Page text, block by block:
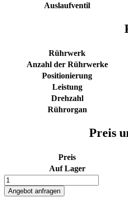
Auslaufventil
Rührwerk
Anzahl der Rührwerke
Positionierung
Leistung
Drehzahl
Rührorgan
Preis
Preis
Auf Lager
57L
Edelstahl
Rührwerksbehälter
Angebot anfragen